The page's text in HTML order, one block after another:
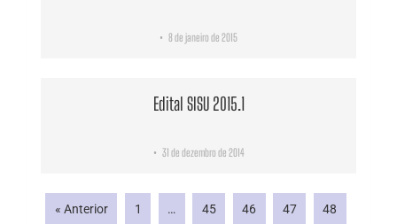
• 8 de janeiro de 2015
Edital SISU 2015.1
• 31 de dezembro de 2014
« Anterior 1 … 45 46 47 48